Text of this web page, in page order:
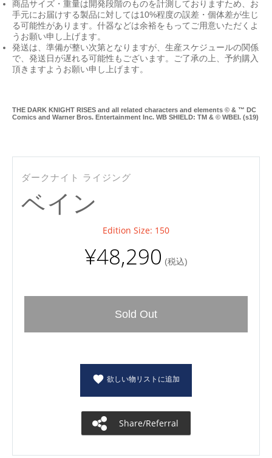
商品サイズ・重量は開発段階のものを計測しておりますため、お
手元にお届けする製品に対しては10%程度の誤差・個体差が生じ
る可能性があります。什器などは余裕をもってご用意いただくよ
うお願い申し上げます。
発送は、準備が整い次第となりますが、生産スケジュールの関係
で、発送日が遅れる可能性もございます。ご了承の上、予約購入
頂きますようお願い申し上げます。
THE DARK KNIGHT RISES and all related characters and elements © & ™ DC
Comics and Warner Bros. Entertainment Inc. WB SHIELD: TM & © WBEI. (s19)
ダークナイト ライジング
ベイン
Edition Size: 150
¥48,290 (税込)
Sold Out
欲しい物リストに追加
Share/Referral